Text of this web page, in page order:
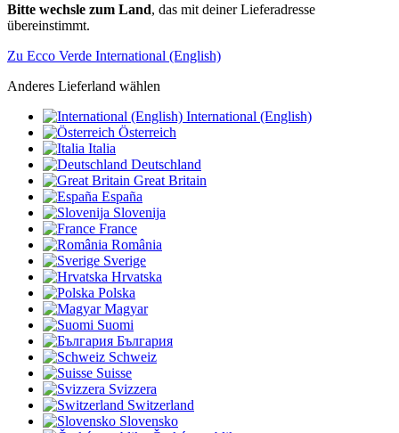
Bitte wechsle zum Land, das mit deiner Lieferadresse
übereinstimmt.
Zu Ecco Verde International (English)
Anderes Lieferland wählen
International (English)
Österreich
Italia
Deutschland
Great Britain
España
Slovenija
France
România
Sverige
Hrvatska
Polska
Magyar
Suomi
България
Schweiz
Suisse
Svizzera
Switzerland
Slovensko